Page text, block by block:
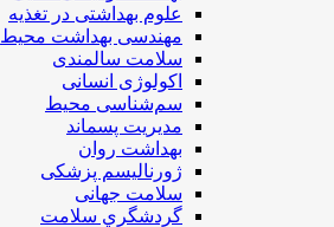
علوم بهداشتی در تغذیه
مهندسی بهداشت محيط
سلامت سالمندی
اکولوژی انسانی
سم‌شناسی محیط
مدیریت پسماند
بهداشت روان
ژورنالیسم پزشکی
سلامت جهانی
گردشگري سلامت